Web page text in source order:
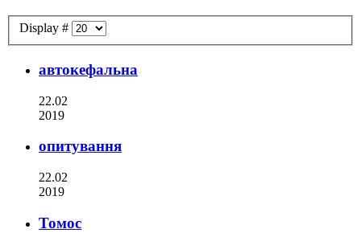
Display #
автокефальна
22.02
2019
опитування
22.02
2019
Томос